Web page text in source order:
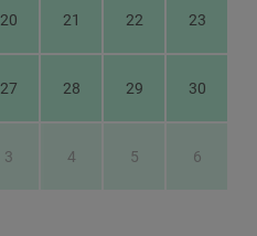
20 21 22 23
27 28 29 30
3 4 5 6